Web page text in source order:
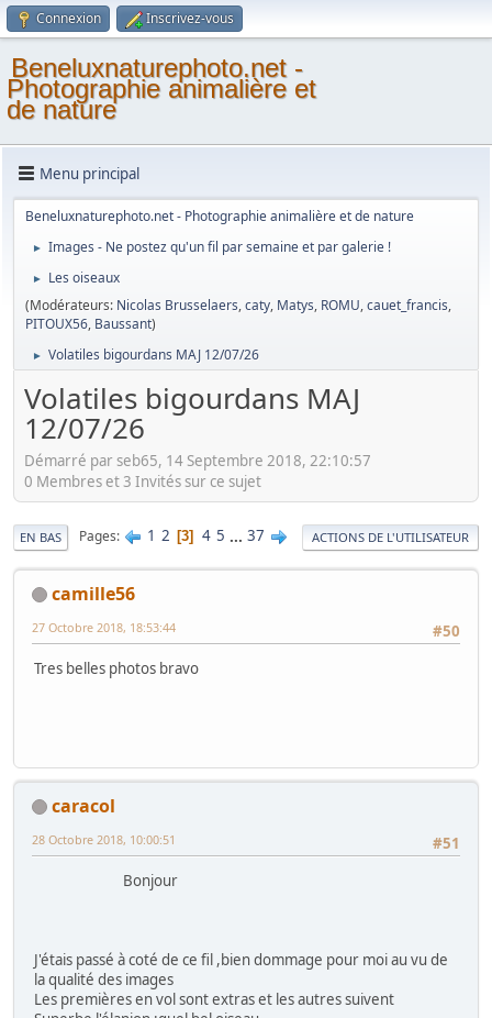
Connexion Inscrivez-vous
Beneluxnaturephoto.net -
Photographie animalière et
de nature
Menu principal
Beneluxnaturephoto.net - Photographie animalière et de nature
► Images - Ne postez qu'un fil par semaine et par galerie !
►
Les oiseaux
(Modérateurs: Nicolas Brusselaers,caty, Matys, ROMU,cauet_francis,
PITOUX56, Baussant)
► Volatiles bigourdans MAJ 12/07/26
Volatiles bigourdans MAJ
12/07/26
Démarré par seb65, 14 Septembre 2018, 22:10:57
0 Membres et 3 Invités sur ce sujet
EN BAS Pages 1 2 3 4 5 ... 37 ACTIONS DE L'UTILISATEUR
camille56
#50
27 Octobre 2018, 18:53:44
Tres belles photos bravo
caracol
#51
28 Octobre 2018, 10:00:51
Bonjour
J'étais passé à coté de ce fil ,bien dommage pour moi au vu de
la qualité des images
Les premières en vol sont extras et les autres suivent